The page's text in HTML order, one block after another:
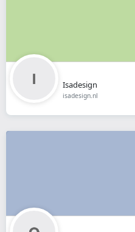
Isadesign
isadesign.nl